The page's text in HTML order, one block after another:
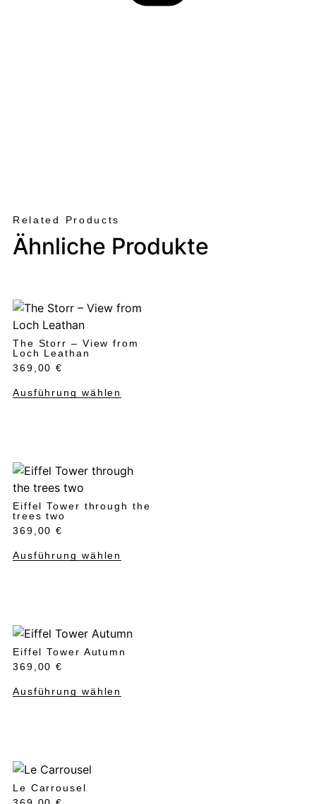
Related Products
Ähnliche Produkte
The Storr – View from
Loch Leathan
369,00€
Ausführung wählen
Eiffel Tower through the
trees two
369,00€
Ausführung wählen
Eiffel Tower Autumn
369,00€
Ausführung wählen
Le Carrousel